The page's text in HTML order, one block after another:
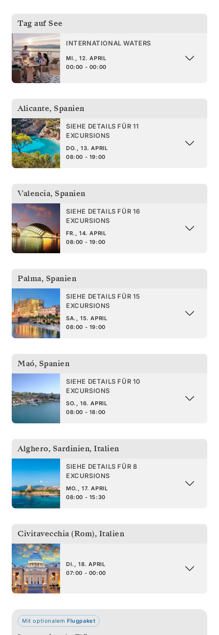
Tag auf See
INTERNATIONAL WATERS
MI., 12. APRIL
00:00 - 00:00
Alicante, Spanien
SIEHE DETAILS FÜR 11
EXCURSIONS
DO., 13. APRIL
08:00 - 19:00
Valencia, Spanien
SIEHE DETAILS FÜR 16
EXCURSIONS
FR., 14. APRIL
08:00 - 19:00
Palma, Spanien
SIEHE DETAILS FÜR 15
EXCURSIONS
SA., 15. APRIL
08:00 - 19:00
Maó, Spanien
SIEHE DETAILS FÜR 10
EXCURSIONS
SO., 16. APRIL
08:00 - 18:00
Alghero, Sardinien, Italien
SIEHE DETAILS FÜR 8
EXCURSIONS
MO., 17. APRIL
08:00 - 15:30
Civitavecchia (Rom), Italien
DI., 18. APRIL
07:00 - 00:00
Mit optionalem Flugpaket